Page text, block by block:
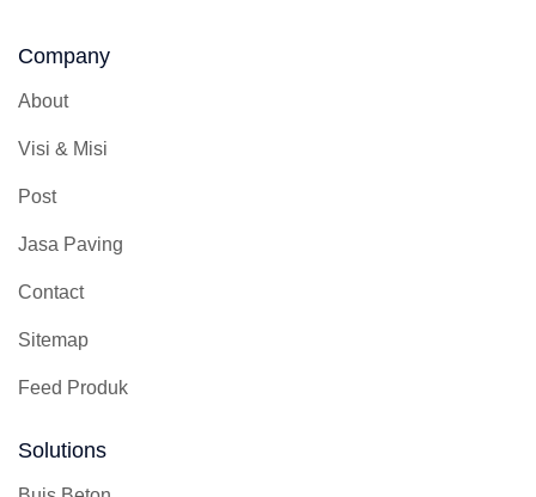
Company
About
Visi & Misi
Post
Jasa Paving
Contact
Sitemap
Feed Produk
Solutions